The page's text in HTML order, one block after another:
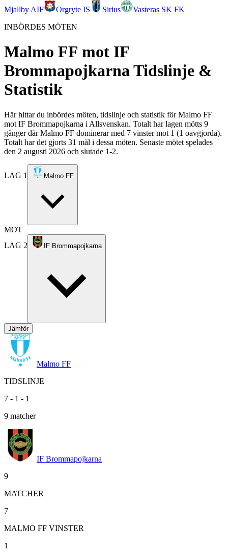
Mjallby AIF
Orgryte IS Sirius
Vasteras SK FK
INBÖRDES MÖTEN
Malmo FF mot IF
BrommapojkarnaTidslinje &
Statistik
Här hittar du inbördes möten, tidslinje och statistik för Malmo FF
mot IF Brommapojkarna i Allsvenskan. Totalt har lagen mötts 9
gånger där Malmo FF dominerar med 7 vinster mot 1 (1 oavgjorda).
Totalt har det gjorts 31 mål i dessa möten. Senaste mötet spelades
den 2 augusti 2026 och slutade 1-2.
LAG 1 Malmo FF
MOT
LAG 2
IF Brommapojkarna
Jämför
Malmo FF
TIDSLINJE
7 - 1 - 1
9 matcher
IF Brommapojkarna
9
MATCHER
7
MALMO FF VINSTER
1